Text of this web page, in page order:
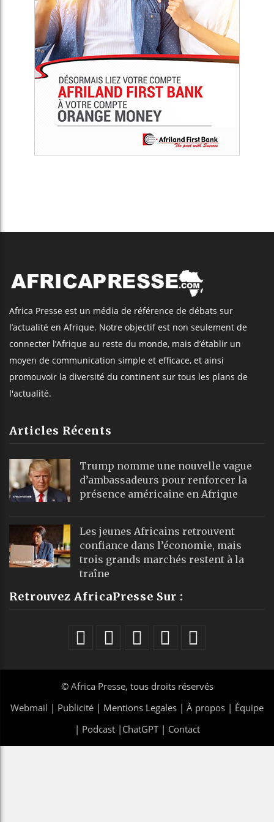
Africa Presse est un média de référence de débats sur
l’actualité en Afrique. Notre objectif est non seulement de
connecter l’Afrique au reste du monde, mais d’établir un
moyen de communication simple et efficace, et ainsi
promouvoir la diversité du continent sur tous les plans de
l'actualité.
Articles Récents
Trump nomme une nouvelle vague
d’ambassadeurs pour renforcer la
présence américaine en Afrique
Les jeunes Africains retrouvent
confiance dans l’économie, mais
trois grands marchés restent à la
traîne
Retrouvez AfricaPresse Sur :
© Africa Presse, tous droits réservés
Webmail | Publicité | Mentions Legales | À propos | Équipe
| Podcast| ChatGPT| Contact